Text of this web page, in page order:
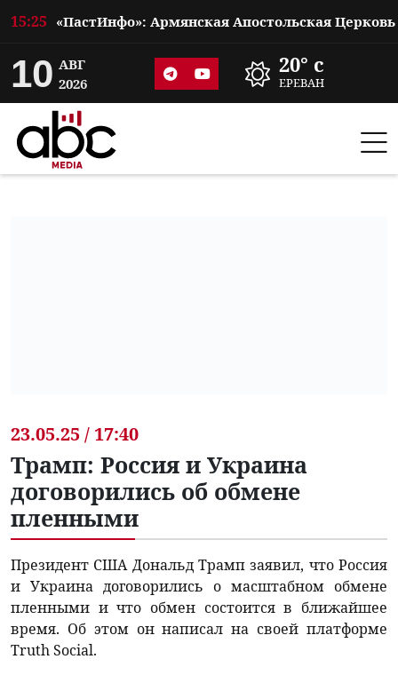
15:25
10 АВГ
2026
20° c
ЕРЕВАН
23.05.25 / 17:40
Трамп: Россия и Украина
договорились об обмене
пленными
Президент США Дональд Трамп заявил, что Россия
и Украина договорились о масштабном обмене
пленными и что обмен состоится в ближайшее
время. Об этом он написал на своей платформе
Truth Social.